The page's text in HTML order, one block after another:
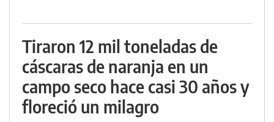
Tiraron 12 mil toneladas de
cáscaras de naranja en un
campo seco hace casi 30 años y
floreció un milagro